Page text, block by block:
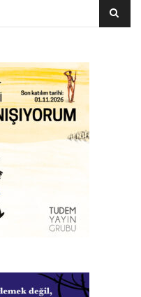
Galaksimizin
söyleyerek
bilgisini vererek
mıyız? Evrende
kaç gezegen
ama çok daha fazla
deyince
işin içine. İnanılmaz
sayılmaz çokluklar…
de sınırsız olması
“Astronomi, ruhu
bizi bu dünyadan alıp
isteyenler için
çeşitliliği ile